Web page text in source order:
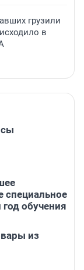
грузили
в
специальное
обучения
из